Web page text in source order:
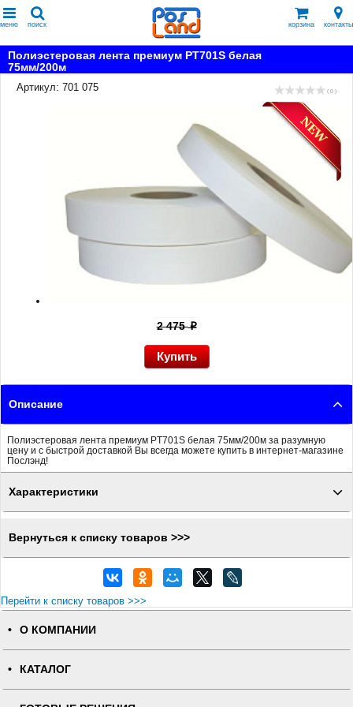
меню поиск корзина контакты
Полиэстеровая лента премиум PT701S белая
75мм/200м
Артикул: 701 075
( 0 )
2 475p
Описание
Полиэстеровая лента премиум PT701S белая 75мм/200м за разумную
цену и с быстрой доставкой Вы всегда можете купить в интернет-магазине
Послэнд!
Характеристики
Вернуться к списку товаров >>>
Перейти к списку товаров >>>
О КОМПАНИИ
КАТАЛОГ